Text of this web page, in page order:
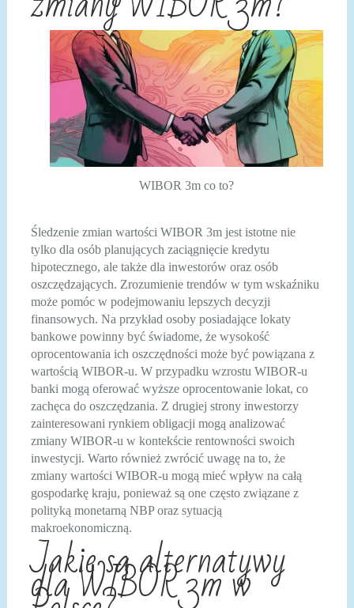
WIBOR 3m co to?
Śledzenie zmian wartości WIBOR 3m jest istotne nie
tylko dla osób planujących zaciągnięcie kredytu
hipotecznego, ale także dla inwestorów oraz osób
oszczędzających. Zrozumienie trendów w tym wskaźniku
może pomóc w podejmowaniu lepszych decyzji
finansowych. Na przykład osoby posiadające lokaty
bankowe powinny być świadome, że wysokość
oprocentowania ich oszczędności może być powiązana z
wartością WIBOR-u. W przypadku wzrostu WIBOR-u
banki mogą oferować wyższe oprocentowanie lokat, co
zachęca do oszczędzania. Z drugiej strony inwestorzy
zainteresowani rynkiem obligacji mogą analizować
zmiany WIBOR-u w kontekście rentowności swoich
inwestycji. Warto również zwrócić uwagę na to, że
zmiany wartości WIBOR-u mogą mieć wpływ na całą
gospodarkę kraju, ponieważ są one często związane z
polityką monetarną NBP oraz sytuacją
makroekonomiczną.
Jakie są alternatywy
dla WIBOR 3m w